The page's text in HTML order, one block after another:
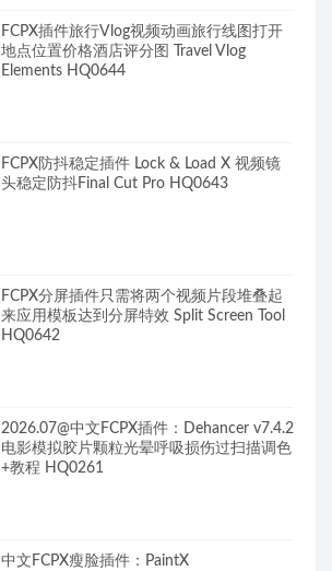
FCPX插件旅行Vlog视频动画旅行线图打开
地点位置价格酒店评分图 Travel Vlog
Elements HQ0644
FCPX防抖稳定插件 Lock & Load X 视频镜
头稳定防抖Final Cut Pro HQ0643
FCPX分屏插件只需将两个视频片段堆叠起
来应用模板达到分屏特效 Split Screen Tool
HQ0642
2026.07@中文FCPX插件：Dehancer v7.4.2
电影模拟胶片颗粒光晕呼吸损伤过扫描调色
+教程 HQ0261
中文FCPX瘦脸插件：PaintX